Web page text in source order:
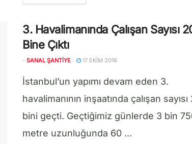
3. Havalimanında Çalışan Sayısı
Bine Çıktı
- SANAL ŞANTIYE 17 EKIM 2016
İstanbul’un yapımı devam eden 3.
havalimanının inşaatında çalışan sayısı
bini geçti. Geçtiğimiz günlerde 3 bin
metre uzunluğunda 60 ...